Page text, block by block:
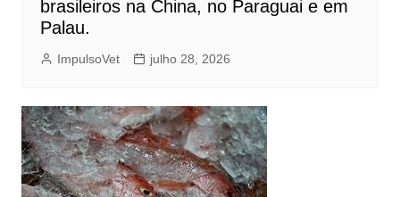
brasileiros na China, no Paraguai e em
Palau.
ImpulsoVet julho 28, 2026